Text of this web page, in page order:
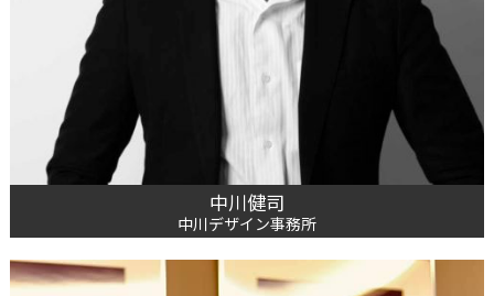
中川健司
中川デザイン事務所